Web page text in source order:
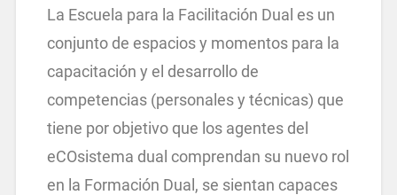
La Escuela para la Facilitación Dual es un
conjunto de espacios y momentos para la
capacitación y el desarrollo de
competencias (personales y técnicas) que
tiene por objetivo que los agentes del
eCOsistema dual comprendan su nuevo rol
en la Formación Dual, se sientan capaces